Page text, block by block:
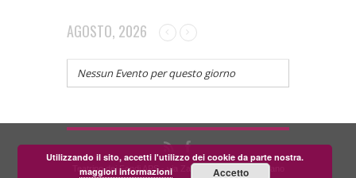
AGOSTO, 2026
Nessun Evento per questo giorno
Teatrino dei Fondi APS - via Zara, 58 56024 Corazzano
Utilizzando il sito, accetti l'utilizzo dei cookie da parte nostra.
maggiori informazioni
Accetto